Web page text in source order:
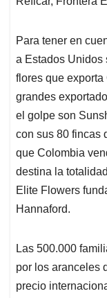
Para tener en
a Estados Unidos
flores que
grandes
el golpe son
con sus 80 fincas
que Colombia
destina la
Elite Flowers
Hannaford.
Las 500.000
por los aranceles
precio